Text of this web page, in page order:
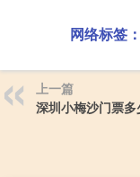
网络标签：
上一篇
深圳小梅沙门票多